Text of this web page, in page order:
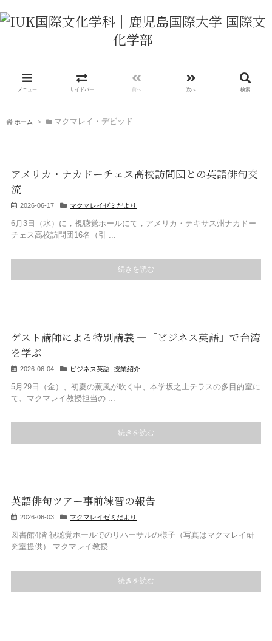
メニュー サイドバー 前へ 次へ 検索
ホーム > マクマレイ・デビッド
アメリカ・ナカドーチェス高校訪問団との英語俳句交
流
2026-06-17 マクマレイゼミだより
6月3日（水）に，視聴覚ホールにて，アメリカ・テキサス州ナカドー
チェス高校訪問団16名（引 ...
続きを読む
ゲスト講師による特別講義 ―「ビジネス英語」で台湾
を学ぶ
2026-06-04 ビジネス英語 授業紹介
5月29日（金）、初夏の薫風が吹く中、本学坂之上テラスの多目的室に
て、マクマレイ教授担当の ...
続きを読む
英語俳句ツアー事前練習の報告
2026-06-03 マクマレイゼミだより
図書館4階 視聴覚ホールでのリハーサルの様子（写真はマクマレイ研
究室提供） マクマレイ教授 ...
続きを読む